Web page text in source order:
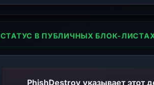
СТАТУС В ПУБЛИЧНЫХ БЛОК-